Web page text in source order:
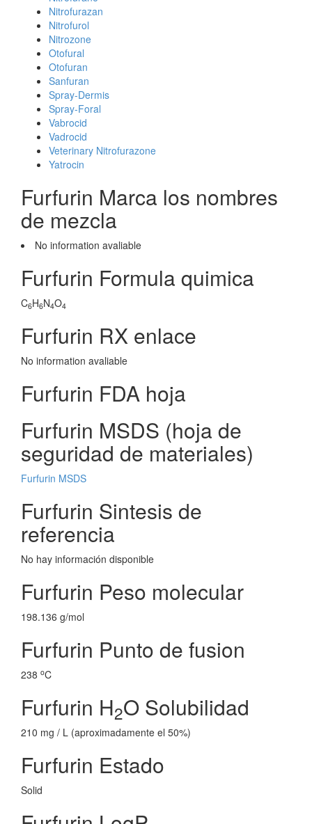
Nitrofurazan
Nitrofurol
Nitrozone
Otofural
Otofuran
Sanfuran
Spray-Dermis
Spray-Foral
Vabrocid
Vadrocid
Veterinary Nitrofurazone
Yatrocin
Furfurin Marca los nombres
de mezcla
No information avaliable
Furfurin Formula quimica
C6H6N4O4
Furfurin RX enlace
No information avaliable
Furfurin FDA hoja
Furfurin MSDS (hoja de
seguridad de materiales)
Furfurin MSDS
Furfurin Sintesis de
referencia
No hay información disponible
Furfurin Peso molecular
198.136 g/mol
Furfurin Punto de fusion
238 oC
Furfurin H2O Solubilidad
210 mg / L (aproximadamente el 50%)
Furfurin Estado
Solid